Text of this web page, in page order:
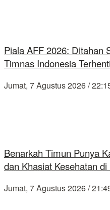
Piala AFF 2026: Ditahan
Timnas Indonesia
Jumat, 7 Agustus 2026 /
Benarkah Timun Punya
dan Khasiat Kesehatan
Jumat, 7 Agustus 2026 /